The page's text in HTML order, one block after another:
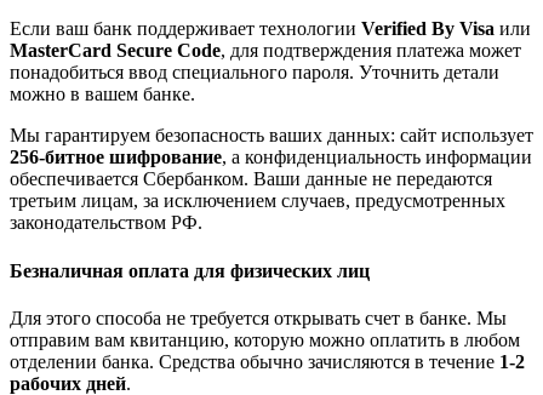
Если ваш банк поддерживает технологии Verified By Visa или
MasterCard Secure Code, для подтверждения платежа может
понадобиться ввод специального пароля. Уточнить детали
можно в вашем банке.
Мы гарантируем безопасность ваших данных: сайт использует
256-битное шифрование, а конфиденциальность информации
обеспечивается Сбербанком. Ваши данные не передаются
третьим лицам, за исключением случаев, предусмотренных
законодательством РФ.
Безналичная оплата для физических лиц
Для этого способа не требуется открывать счет в банке. Мы
отправим вам квитанцию, которую можно оплатить в любом
отделении банка. Средства обычно зачисляются в течение 1-2
рабочих дней.